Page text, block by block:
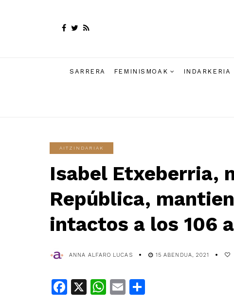
SARRERA FEMINISMOAK INDARKERIA
AITZINDARIAK
Isabel Etxeberria,
República,
intactos a los 106
ANNA ALFARO LUCAS 15 ABENDUA, 2021
Facebook
X WhatsApp
Email